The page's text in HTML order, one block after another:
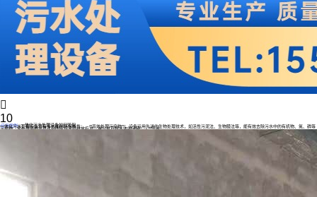

10
应用案例 一体化污水处理设备如何环保
一体化污水处理设备具有多方面的环保特性： - **高效处理污染物**：设备运用先进的生物处理技术，如活性污泥法、生物膜法等，能有效去除污水中的有机物、氮、磷等
污染物，使处理后的水质达到国家规定的排放标准，减少对自然水体的污染。 - **节省